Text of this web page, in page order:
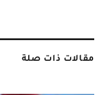
مقالات ذات صلة